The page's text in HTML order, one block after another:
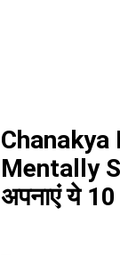
Mentally
अपनाएं ये